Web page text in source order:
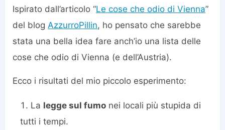
Ispirato dall’articolo “Le cose che odio di Vienna”
del blog AzzurroPillin, ho pensato che sarebbe
stata una bella idea fare anch’io una lista delle
cose che odio di Vienna (e dell’Austria).
Ecco i risultati del mio piccolo esperimento:
La legge sul fumo nei locali più stupida di
tutti i tempi.